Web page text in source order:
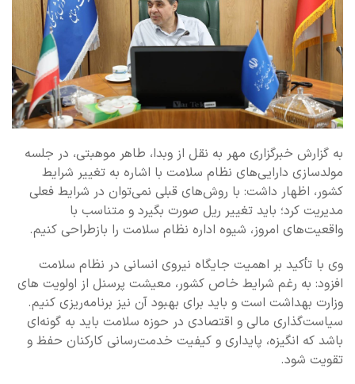
به گزارش خبرگزاری مهر به نقل از وبدا، طاهر موهبتی، در جلسه
مولدسازی دارایی‌های نظام سلامت با اشاره به تغییر شرایط
کشور، اظهار داشت: با روش‌های قبلی نمی‌توان در شرایط فعلی
مدیریت کرد؛ باید تغییر ریل صورت بگیرد و متناسب با
واقعیت‌های امروز، شیوه اداره نظام سلامت را بازطراحی کنیم.
وی با تأکید بر اهمیت جایگاه نیروی انسانی در نظام سلامت
افزود: به رغم شرایط خاص کشور، معیشت پرسنل از اولویت های
وزارت بهداشت است و باید برای بهبود آن نیز برنامه‌ریزی کنیم.
سیاست‌گذاری مالی و اقتصادی در حوزه سلامت باید به گونه‌ای
باشد که انگیزه، پایداری و کیفیت خدمت‌رسانی کارکنان حفظ و
تقویت شود.